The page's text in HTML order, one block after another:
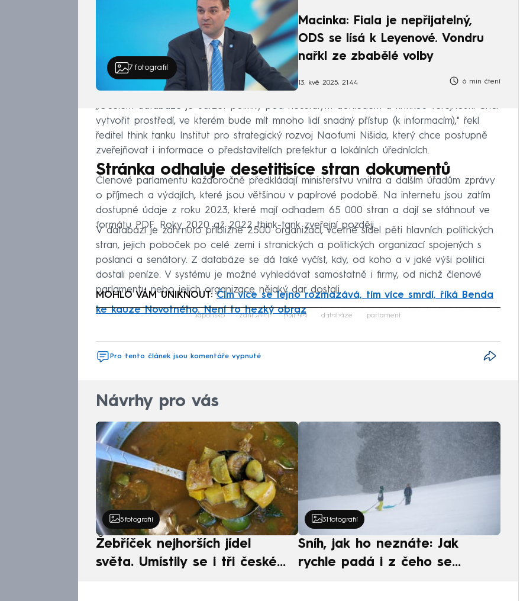
7 fotografií
Macinka: Fiala je nepřijatelný,
ODS se lísá k Leyenové. Vondru
nařkl ze zbabělé volby
13. kvě 2025, 21:44 6 min čtení
„Účelem databáze je udržet politiky pod neustálým dohledem a kritikou veřejnosti. Chci
vytvořit prostředí, ve kterém bude mít mnoho lidí snadný přístup (k informacím)," řekl
ředitel think tanku Institut pro strategický rozvoj Naofumi Nišida, který chce postupně
zveřejňovat i informace o představitelích prefektur a lokálních úřednících.
Stránka odhaluje desetitisíce stran dokumentů
Členové parlamentu každoročně předkládají ministerstvu vnitra a dalším úřadům zprávy
o příjmech a výdajích, které jsou většinou v papírové podobě. Na internetu jsou zatím
dostupné údaje z roku 2023, které mají odhadem 65 000 stran a dají se stáhnout ve
formátu PDF. Roky 2020 až 2022 think-tank zveřejní později.
V databázi je zahrnuto přibližně 2500 organizací, včetně sídel pěti hlavních politických
stran, jejich poboček po celé zemi i stranických a politických organizací spojených s
poslanci a senátory. Z databáze se dá také vyčíst, kdy, od koho a v jaké výši politici
dostali peníze. V systému je možné vyhledávat samostatně i firmy, od nichž členové
parlamentu nebo jejich organizace nějaký dar dostali.
MOHLO VÁM UNIKNOUT:Čím více se lejno rozmazává, tím více smrdí, říká Benda
ke kauze Novotného. Není to hezký obraz
Failed to fetch
Japonsko zahraničí politika databáze parlament
Pro tento článek jsou komentáře vypnuté
Návrhy pro vás
5 fotografií
Žebříček nejhorších jídel
světa. Umístily se i tři české
31 fotografií
Sníh, jak ho neznáte: Jak
rychle padá i z čeho se